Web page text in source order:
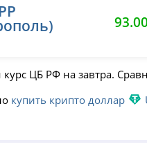
93.00
ЦБ РФ на завтра.
купить крипто доллар